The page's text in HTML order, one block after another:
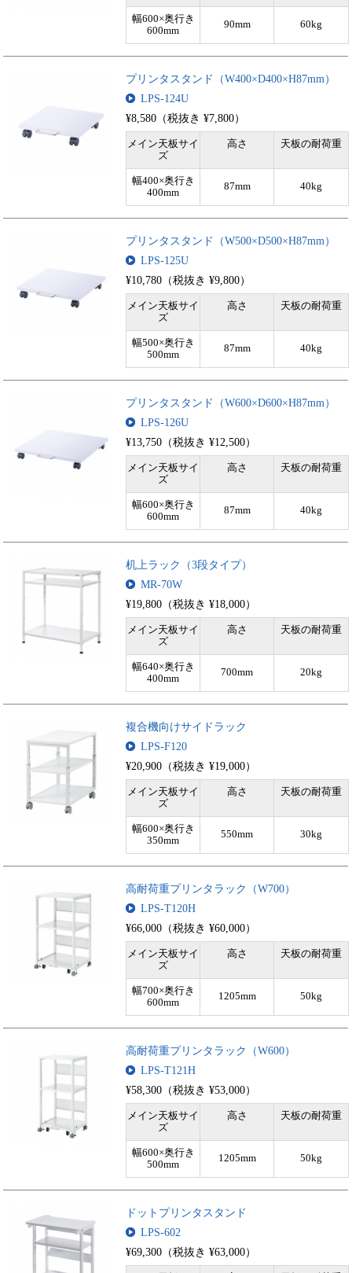
幅600×奥行き
600mm
90mm 60kg
プリンタスタンド（W400×D400×H87mm）
LPS-124U
¥8,580（税抜き ¥7,800）
メイン天板サイ
ズ
高さ 天板の耐荷重
幅400×奥行き
400mm
87mm 40kg
プリンタスタンド（W500×D500×H87mm）
LPS-125U
¥10,780（税抜き ¥9,800）
メイン天板サイ
ズ
高さ 天板の耐荷重
幅500×奥行き
500mm
87mm 40kg
プリンタスタンド（W600×D600×H87mm）
LPS-126U
¥13,750（税抜き ¥12,500）
メイン天板サイ
ズ
高さ 天板の耐荷重
幅600×奥行き
600mm
87mm 40kg
机上ラック（3段タイプ）
MR-70W
¥19,800（税抜き ¥18,000）
メイン天板サイ
ズ
高さ 天板の耐荷重
幅640×奥行き
400mm
700mm 20kg
複合機向けサイドラック
LPS-F120
¥20,900（税抜き ¥19,000）
メイン天板サイ
ズ
高さ 天板の耐荷重
幅600×奥行き
350mm
550mm 30kg
高耐荷重プリンタラック（W700）
LPS-T120H
¥66,000（税抜き ¥60,000）
メイン天板サイ
ズ
高さ 天板の耐荷重
幅700×奥行き
600mm
1205mm 50kg
高耐荷重プリンタラック（W600）
LPS-T121H
¥58,300（税抜き ¥53,000）
メイン天板サイ
ズ
高さ 天板の耐荷重
幅600×奥行き
500mm
1205mm 50kg
ドットプリンタスタンド
LPS-602
¥69,300（税抜き ¥63,000）